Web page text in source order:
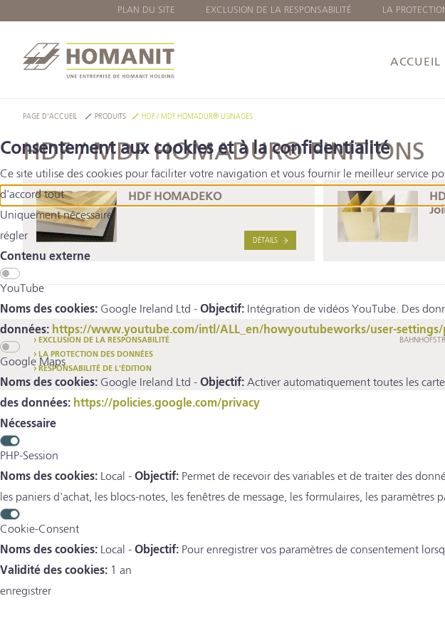
Consentement aux cookies et à la confidentialité
Ce site utilise des cookies pour faciliter votre navigation et vous fournir le meilleur service
d'accord tout
Uniquement nécessaire
régler
Contenu externe
YouTube
Noms des cookies: Google Ireland Ltd - Objectif: Intégration de vidéos YouTube. Des
données: https://www.youtube.com/intl/ALL_en/howyoutubeworks/user-
Google Maps
Noms des cookies: Google Ireland Ltd - Objectif: Activer automatiquement toutes les
des données: https://policies.google.com/privacy
Nécessaire
PHP-Session
Noms des cookies: Local - Objectif: Permet de recevoir des variables et de traiter des
les paniers d'achat, les blocs-notes, les fenêtres de message, les formulaires, les paramètres
Cookie-Consent
Noms des cookies: Local - Objectif: Pour enregistrer vos paramètres de consentement
Validité des cookies: 1 an
enregistrer
PLAN DU SITE EXCLUSION DE LA RESPONSABILITÉ LA
ACCUEIL
PAGE D'ACCUEIL PRODUITS HDF / MDF HOMADUR® USINAGES
HDF / MDF HOMADUR® FINITIONS
HDF HOMADEKO
DÉTAILS
EXCLUSION DE LA RESPONSABILITÉ
LA PROTECTION DES DONNÉES
RESPONSABILITÉ DE L'ÉDITION